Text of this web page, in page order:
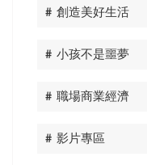
# 創造美好生活
# 小孩不是噩夢
# 職場商業經濟
# 影片專區